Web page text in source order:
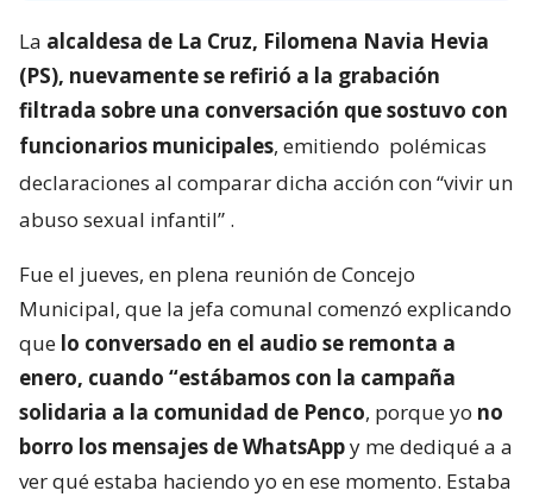
La alcaldesa de La Cruz, Filomena Navia Hevia
(PS), nuevamente se refirió a la grabación
filtrada sobre una conversación que sostuvo con
funcionarios municipales, emitiendo polémicas
declaraciones al comparar dicha acción con “vivir un
abuso sexual infantil” .
Fue el jueves, en plena reunión de Concejo
Municipal, que la jefa comunal comenzó explicando
que lo conversado en el audio se remonta a
enero, cuando “estábamos con la campaña
solidaria a la comunidad de Penco, porque yo no
borro los mensajes de WhatsAppy me dediqué a a
ver qué estaba haciendo yo en ese momento. Estaba